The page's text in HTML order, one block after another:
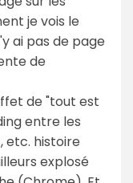
je vois le
ai pas de page
de
de "tout est
entre les
etc. histoire
explosé